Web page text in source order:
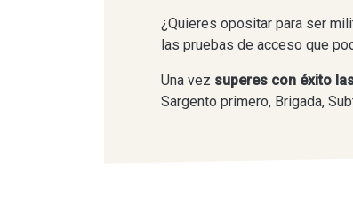
¿Quieres opositar para ser
las pruebas de acceso que
Una vez superes con éxito
Sargento primero, Brigada,